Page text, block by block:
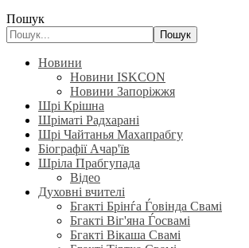
Пошук
Пошук
Новини
Новини ISKCON
Новини Запоріжжя
Шрі Крішна
Шріматі Радхарані
Шрі Чайтанья Махапрабгу
Біографії Ачар'їв
Шріла Прабгупада
Відео
Духовні вчителі
Бгакті Брінѓа Ѓовінда Свамі
Бгакті Віг'яна Ѓосвамі
Бгакті Вікаша Свамі